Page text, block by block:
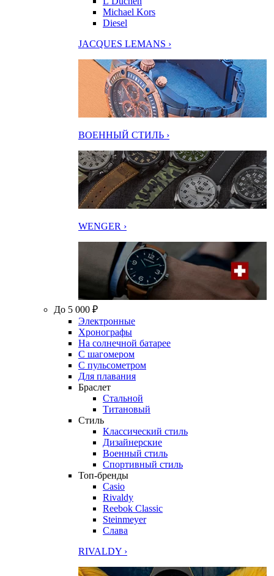
Michael Kors
Diesel
JACQUES LEMANS ›
ВОЕННЫЙ СТИЛЬ ›
WENGER ›
До 5 000 ₽
Электронные
Хронографы
На солнечной батарее
С шагомером
С пульсометром
Для плавания
Браслет
Стальной
Титановый
Стиль
Классический стиль
Дизайнерские
Военный стиль
Спортивный стиль
Топ-бренды
Casio
Rivaldy
Reebok Classic
Steinmeyer
Слава
RIVALDY ›